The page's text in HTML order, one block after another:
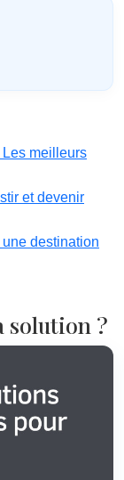
meilleurs
et devenir
destination
solution ?